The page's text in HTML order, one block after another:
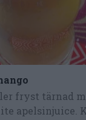
fryst tärnad
apelsinjuice.